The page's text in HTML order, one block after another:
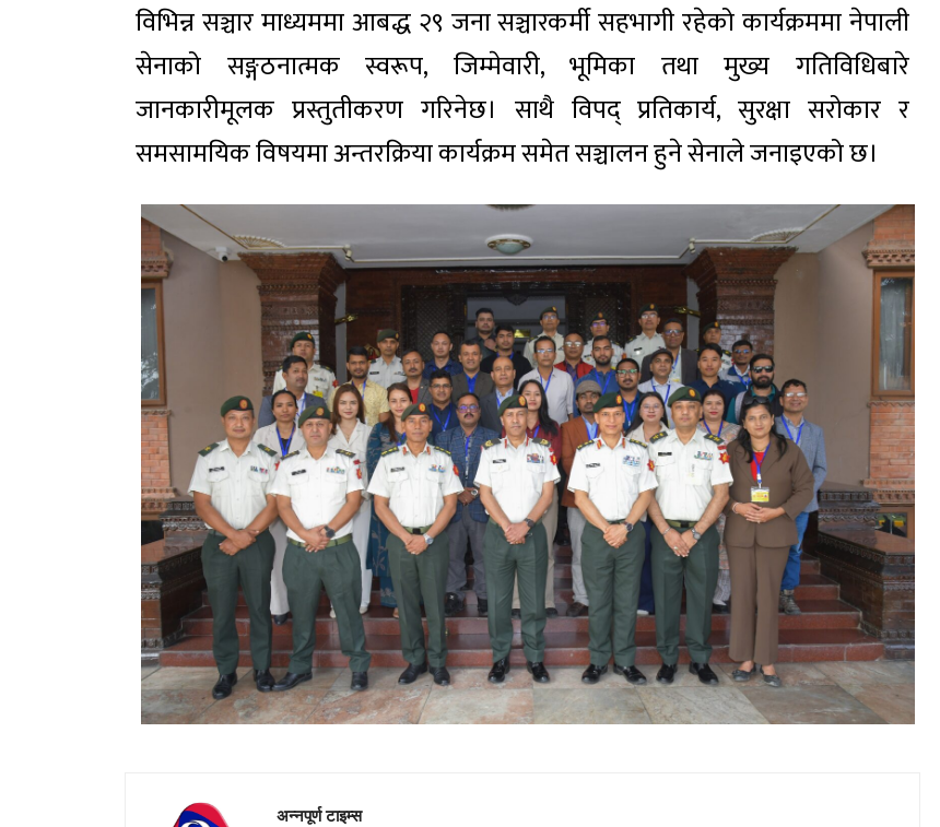
विभिन्न सञ्चार माध्यममा आबद्ध २९ जना सञ्चारकर्मी सहभागी रहेको कार्यक्रममा नेपाली
सेनाको सङ्गठनात्मक स्वरूप, जिम्मेवारी, भूमिका तथा मुख्य गतिविधिबारे
जानकारीमूलक प्रस्तुतीकरण गरिनेछ। साथै विपद् प्रतिकार्य, सुरक्षा सरोकार र
समसामयिक विषयमा अन्तरक्रिया कार्यक्रम समेत सञ्चालन हुने सेनाले जनाइएको छ।
अन्नपूर्ण टाइम्स